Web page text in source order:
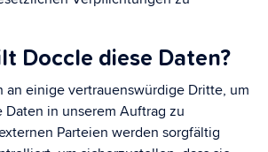
Doccle diese Daten?
an einige vertrauenswürdige Dritte, um
in unserem Auftrag zu
Parteien werden sorgfältig